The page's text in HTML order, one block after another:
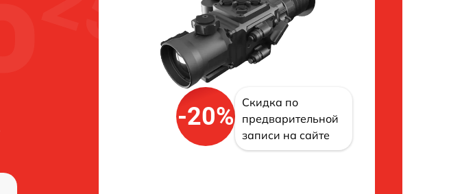
-20%
Скидка по
предварительной
записи на сайте